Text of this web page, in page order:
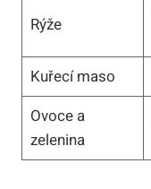
Rýže
Kuřecí maso
Ovoce a
zelenina